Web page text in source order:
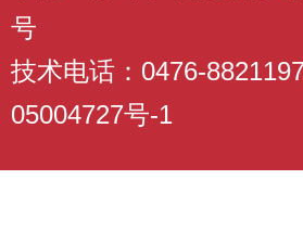
号
技术电话：0476-
05004727号-1